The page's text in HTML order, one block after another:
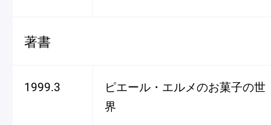
著書
1999.3
ピエール・エルメのお菓子の世
界